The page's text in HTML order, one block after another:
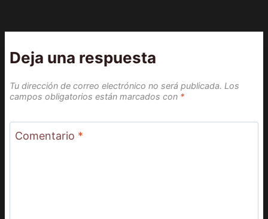
Deja una respuesta
Tu dirección de correo electrónico no será publicada. Los
campos obligatorios están marcados con *
Comentario *